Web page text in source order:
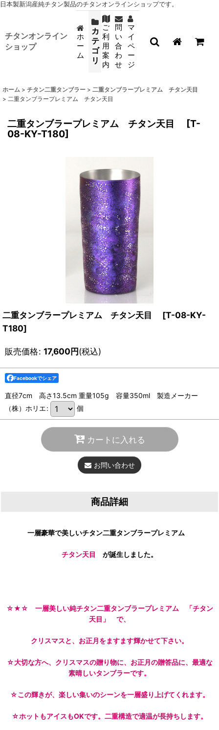
日本製新潟産純チタン製品のチタンオンラインショップです。
チタンオンライン
ショップ
ホ
ー
ム
カ
テ
ゴ
リ
ご
利
用
案
内
問
い
合
わ
せ
マ
イ
ペ
ー
ジ
ホーム > チタン二重タンブラー > 二重タンブラープレミアム チタン天目
> 二重タンブラープレミアム チタン天目
二重タンブラープレミアム チタン天目 [T-
08-KY-T180]
二重タンブラープレミアム チタン天目 [T-08-KY-
T180]
販売価格: 17,600円(税込)
Facebookでシェア
直径7cm 高さ13.5cm 重量105g 容量350ml 製造メーカー
（株）ホリエ: 個
カートに入れる
お問い合わせ
商品詳細
一層豪華で美しいチタン二重タンブラープレミアム
チタン天目 が誕生しました。
☆★☆ 一層美しい純チタン二重タンブラープレミアム 「チタン
天目」 で、
クリスマスと、お正月をますます輝かせて下さい。
☆大切な方へ、クリスマスの贈り物に、お正月の贈答品に、最適な
素晴しいタンブラーです。
☆この輝きが、楽しい集いのシーンを一層盛り上げてくれます。
☆ホットもアイスもOKです。二重構造で適温が長持ちします。